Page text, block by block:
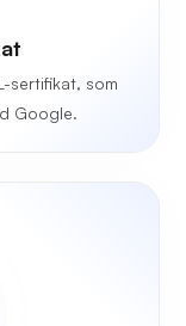
sertifikat, som
Google.